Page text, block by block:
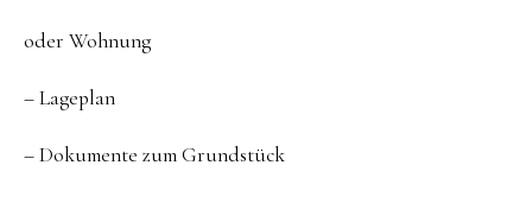
oder Wohnung
– Lageplan
– Dokumente zum Grundstück